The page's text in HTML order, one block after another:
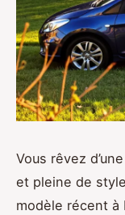
Vous rêvez
et pleine de
modèle récent